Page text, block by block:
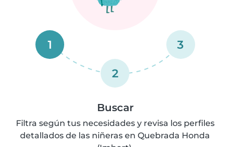
1
2
3
Buscar
Filtra según tus necesidades y revisa los perfiles
detallados de las niñeras en Quebrada Honda